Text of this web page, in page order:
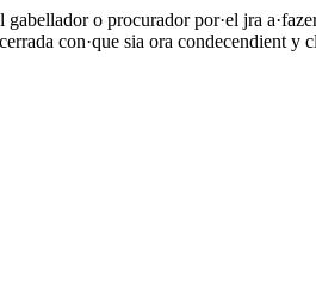
o procurador por·el jra
con·que sia ora condecendient